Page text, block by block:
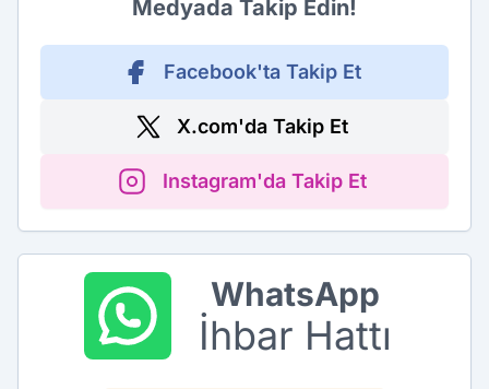
Medyada Takip Edin!
Facebook'ta Takip Et
X.com'da Takip Et
Instagram'da Takip Et
WhatsApp
İhbar Hattı